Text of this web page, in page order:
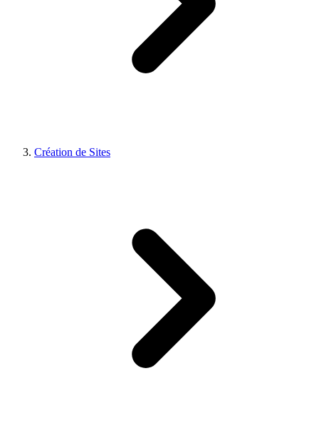
Création de Sites